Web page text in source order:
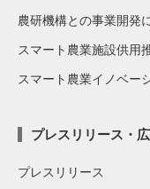
農研機構との事業開発
スマート農業施設供用
スマート農業イノベー
プレスリリース・
プレスリリース